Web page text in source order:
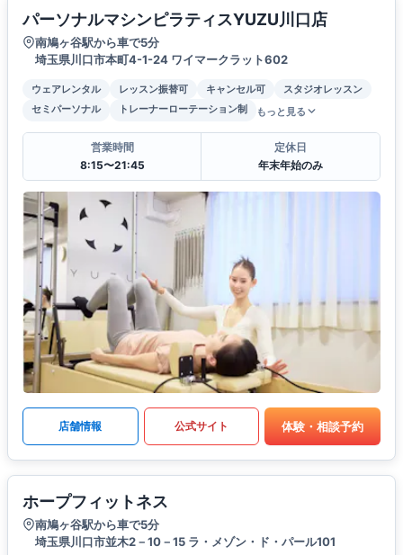
パーソナルマシンピラティスYUZU川口店
南鳩ヶ谷駅から車で5分
埼玉県川口市本町4-1-24 ワイマークラット602
ウェアレンタル レッスン振替可 キャンセル可
スタジオレッスン
セミパーソナル
トレーナーローテーション制 もっと見る
営業時間
8:15〜21:45
定休日
年末年始のみ
店舗情報 公式サイト 体験・相談予約
ホープフィットネス
南鳩ヶ谷駅から車で5分
埼玉県川口市並木2－10－15 ラ・メゾン・ド・パール101